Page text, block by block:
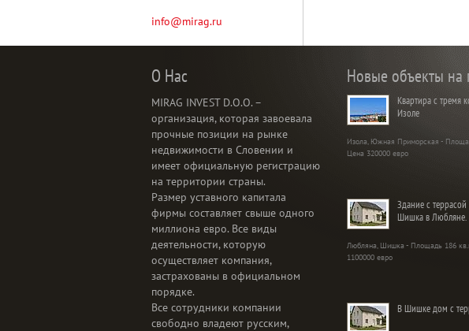
info@mirag.ru
О Нас
MIRAG INVEST D.O.O. –
организация, которая завоевала
прочные позиции на рынке
недвижимости в Словении и
имеет официальную регистрацию
на территории страны.
Размер уставного капитала
фирмы составляет свыше одного
миллиона евро. Все виды
деятельности, которую
осуществляет компания,
застрахованы в официальном
порядке.
Все сотрудники компании
свободно владеют русским,
Новые объекты на
Квартира с тремя
Изоле
Изола, Южная Приморская -
Цена 320000 евро
Здание с
Шишка в Любляне.
Любляна, Шишка - Площадь 186
1100000 евро
В Шишке дом с